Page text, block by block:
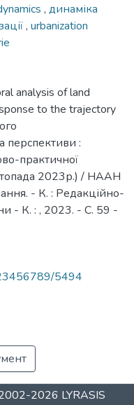
, динаміка
, urbanization
analysis of land
to the trajectory
перспективи :
практичної
2023р.) / НААН
- К. : Редакційно-
- К. : , 2023. - С. 59 -
5494
2026 LYRASIS